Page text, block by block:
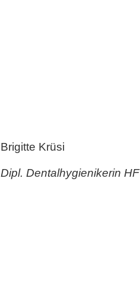
Brigitte Krüsi
Dipl. Dentalhygienikerin HF